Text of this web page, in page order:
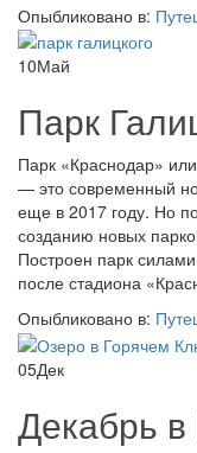
Опыбликовано в:
10Май
Парк
Парк «Краснодар»
— это современный
еще в 2017 году. Но
созданию новых
Построен парк
после стадиона
Опыбликовано в:
05Дек
Декабрь